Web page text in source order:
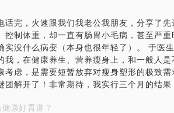
话完，火速跟我们我老公我朋友，分享了
控制体重，却一直有肠胃小毛病，甚至严重
实没什么病变（本身也很年轻了）。 于医
我，在健康养生、营养瘦身上，和一般人
考虑，是需要短暂放弃对瘦身塑形的极致
团解开了！非常期待，我实行三个月的结果
康好胃道？